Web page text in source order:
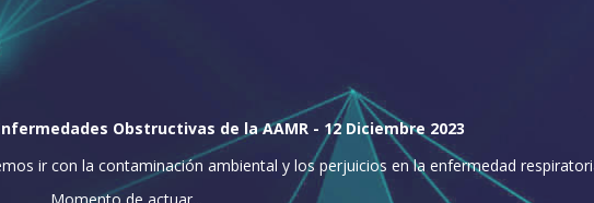
Obstructivas de la AAMR - 12 Diciembre 2023
ir con la contaminación ambiental y los perjuicios en la enfermedad